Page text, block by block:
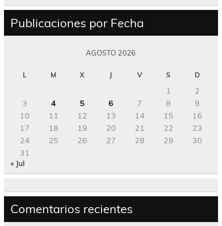
Publicaciones por Fecha
AGOSTO 2026
L M X J V S D
1
2
3
4 5 6 7 8
9
10
11 12 13 14 15
16
17
18 19 20 21 22
23
24
25 26 27 28 29
30
31
« Jul
Comentarios recientes